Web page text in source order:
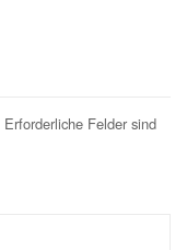
Erforderliche Felder sind